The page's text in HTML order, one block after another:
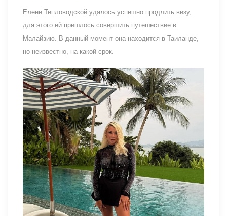
Елене Тепловодской удалось успешно продлить визу,
для этого ей пришлось совершить путешествие в
Малайзию. В данный момент она находится в Таиланде,
но неизвестно, на какой срок.